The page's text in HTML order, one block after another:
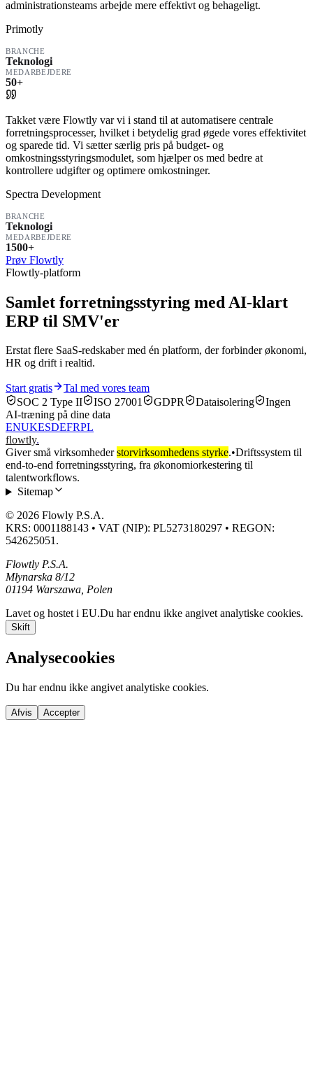
administrationsteams arbejde mere effektivt og behageligt.
Primotly
BRANCHE
Teknologi
MEDARBEJDERE
50+
Takket være Flowtly var vi i stand til at automatisere centrale
forretningsprocesser, hvilket i betydelig grad øgede vores effektivitet
og sparede tid. Vi sætter særlig pris på budget- og
omkostningsstyringsmodulet, som hjælper os med bedre at
kontrollere udgifter og optimere omkostninger.
Spectra Development
BRANCHE
Teknologi
MEDARBEJDERE
1500+
Prøv Flowtly
Flowtly-platform
Samlet forretningsstyring med AI-klart
ERP til SMV'er
Erstat flere SaaS-redskaber med én platform, der forbinder økonomi,
HR og drift i realtid.
Start gratis
Tal med vores team
SOC 2 Type II
ISO 27001 GDPR Dataisolering
Ingen
AI-træning på dine data
ENUKESDEFRPL
flowtly.
Giver små virksomhederstorvirksomhedens styrke.•Driftssystem til
end-to-end forretningsstyring, fra økonomiorkestering til
talentworkflows.
Sitemap
© 2026 Flowly P.S.A.
KRS: 0001188143 • VAT (NIP): PL5273180297 • REGON:
542625051.
Flowtly P.S.A.
Młynarska 8/12
01194 Warszawa, Polen
Lavet og hostet i EU.Du har endnu ikke angivet analytiske cookies.
Skift
Analysecookies
Du har endnu ikke angivet analytiske cookies.
Afvis Accepter